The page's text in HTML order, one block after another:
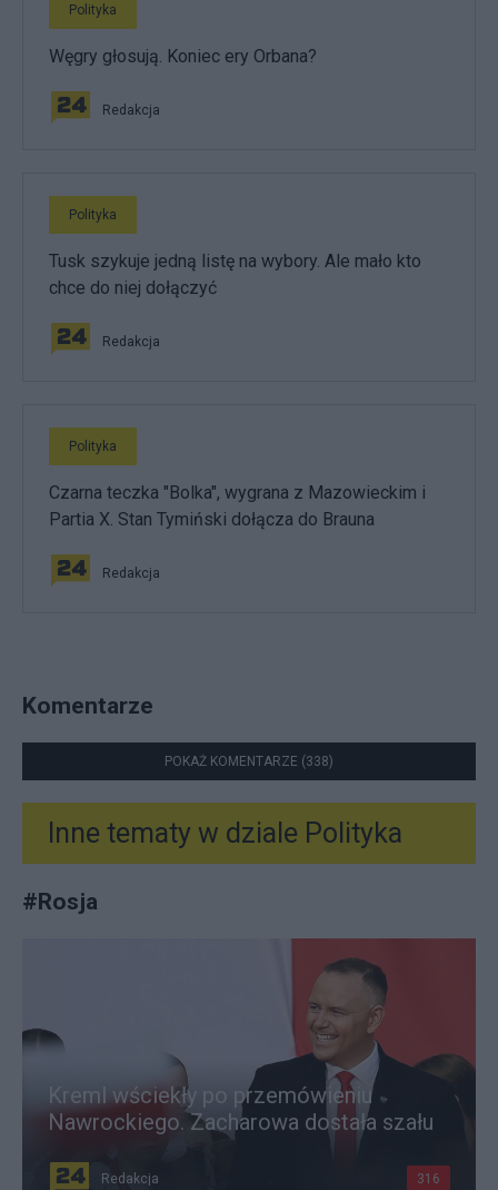
Polityka
Węgry głosują. Koniec ery Orbana?
Redakcja
Polityka
Tusk szykuje jedną listę na wybory. Ale mało kto
chce do niej dołączyć
Redakcja
Polityka
Czarna teczka "Bolka", wygrana z Mazowieckim i
Partia X. Stan Tymiński dołącza do Brauna
Redakcja
Komentarze
POKAŻ KOMENTARZE (338)
Inne tematy w dziale Polityka
#Rosja
Kreml wściekły po przemówieniu
Nawrockiego. Zacharowa dostała szału
Redakcja 316